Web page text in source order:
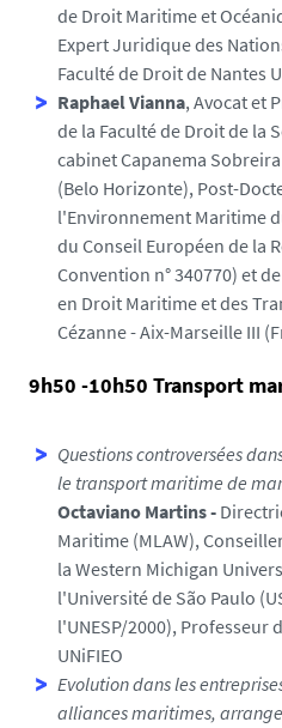
de Droit Maritime et
Expert Juridique des
Faculté de Droit de Nantes
Raphael Vianna, Avocat et
de la Faculté de Droit de la
cabinet Capanema
(Belo Horizonte), Post-
l'Environnement Maritime
du Conseil Européen de la
Convention n° 340770) et
en Droit Maritime et des
Cézanne - Aix-Marseille III
9h50 -10h50 Transport
Questions controversées
le transport maritime de
Octaviano Martins -
Maritime (MLAW),
la Western Michigan
l'Université de São Paulo
l'UNESP/2000), Professeur
UNiFIEO
Evolution dans les
alliances maritimes,